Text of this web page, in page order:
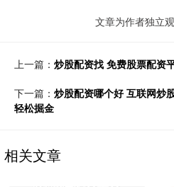
文章为作者独立
上一篇： 炒股配资找 免费股票配资
下一篇： 炒股配资哪个好 互联网炒
轻松掘金
相关文章